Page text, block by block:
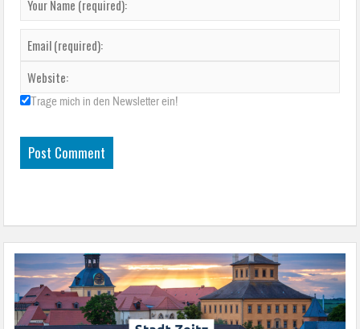
Trage mich in den Newsletter ein!